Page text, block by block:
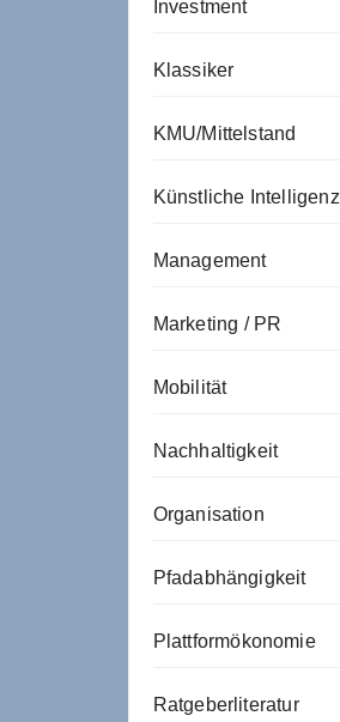
Investment
Klassiker
KMU/Mittelstand
Künstliche Intelligenz
Management
Marketing / PR
Mobilität
Nachhaltigkeit
Organisation
Pfadabhängigkeit
Plattformökonomie
Ratgeberliteratur